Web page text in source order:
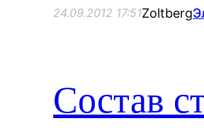
24.09.2012 17:51Zoltberg
Состав